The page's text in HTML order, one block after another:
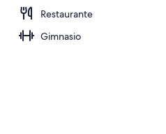
Restaurante
Gimnasio